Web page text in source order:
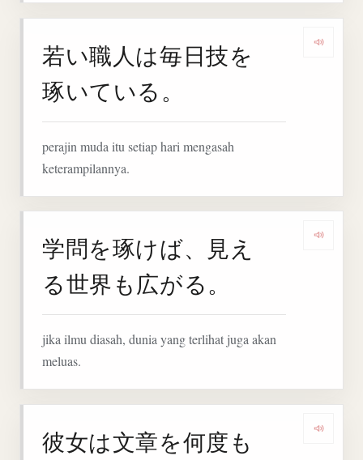
若い職人は毎日技を
琢いている。
perajin muda itu setiap hari mengasah
keterampilannya.
学問を琢けば、見え
る世界も広がる。
jika ilmu diasah, dunia yang terlihat juga akan
meluas.
彼女は文章を何度も